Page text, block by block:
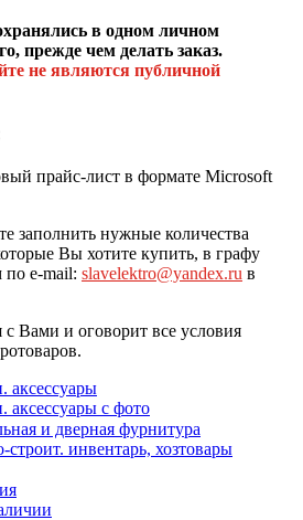
в одном личном
прежде чем делать заказ.
не являются публичной
прайс-лист в формате Microsoft
заполнить нужные количества
Вы хотите купить, в графу
по e-mail: slavelektro@yandex.ru в
Вами и оговорит все условия
аксессуары
аксессуары с фото
и дверная фурнитура
инвентарь, хозтовары